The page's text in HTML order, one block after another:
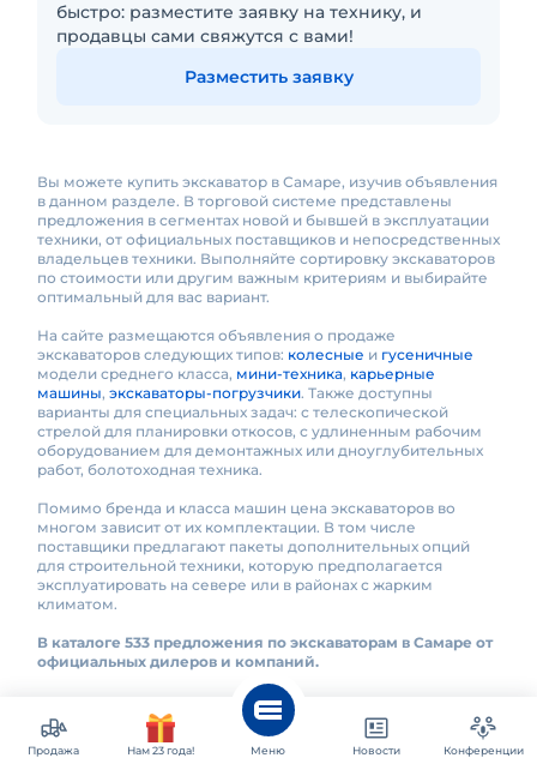
быстро: разместите заявку на технику, и
продавцы сами свяжутся с вами!
Разместить заявку
Вы можете купить экскаватор в Самаре, изучив объявления
в данном разделе. В торговой системе представлены
предложения в сегментах новой и бывшей в эксплуатации
техники, от официальных поставщиков и непосредственных
владельцев техники. Выполняйте сортировку экскаваторов
по стоимости или другим важным критериям и выбирайте
оптимальный для вас вариант.
На сайте размещаются объявления о продаже
экскаваторов следующих типов: колесные и гусеничные
модели среднего класса, мини-техника, карьерные
машины, экскаваторы-погрузчики. Также доступны
варианты для специальных задач: с телескопической
стрелой для планировки откосов, с удлиненным рабочим
оборудованием для демонтажных или дноуглубительных
работ, болотоходная техника.
Помимо бренда и класса машин цена экскаваторов во
многом зависит от их комплектации. В том числе
поставщики предлагают пакеты дополнительных опций
для строительной техники, которую предполагается
эксплуатировать на севере или в районах с жарким
климатом.
В каталоге 533 предложения по экскаваторам в Самаре от
официальных дилеров и компаний.
Экскаваторы в России
Продажа Нам 23 года! Меню Новости Конференции